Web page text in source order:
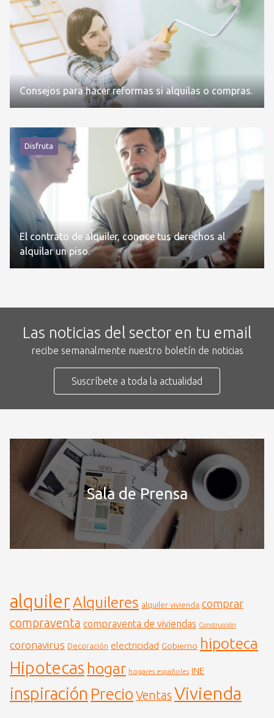
Consejos para hacer reformas si alquilas o compras.
Disfruta
El contrato de alquiler, conoce tus derechos al
alquilar un piso.
Las noticias del sector en tu email
recibe semanalmente nuestro boletín de noticias
Suscríbete a toda la actualidad
Sala de Prensa
alquiler Alquileres alquiler vivienda comprar
compraventa compraventa de viviendas Construcción
coronavirus Decoración electricidad Gobierno hipoteca
Hipotecas hogar hogares españoles INE
inspiración Precio Ventas Vivienda